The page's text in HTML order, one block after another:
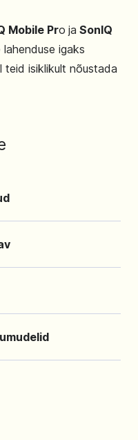
Mobile Pro ja SonIQ
igaks
teid isiklikult nõustada